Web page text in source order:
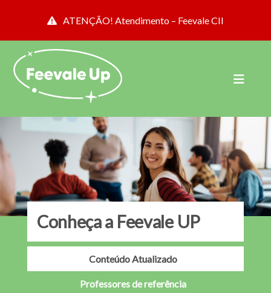
ATENÇÃO! Atendimento – Feevale CII
Conheça a Feevale UP
Conteúdo Atualizado
Professores de referência